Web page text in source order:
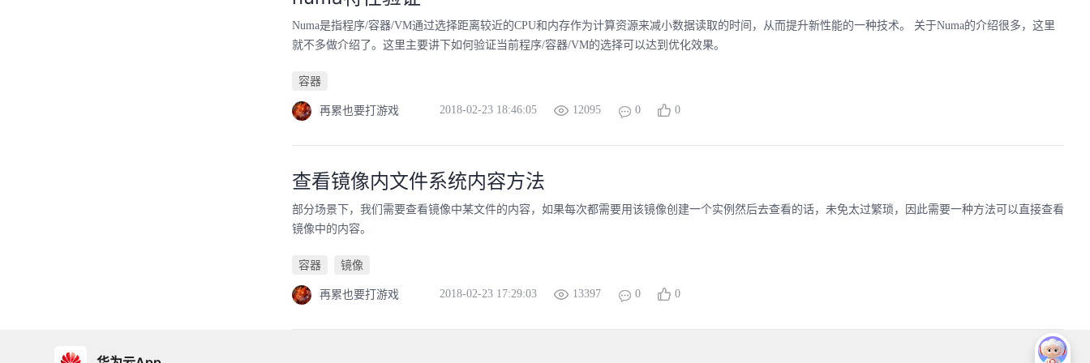
Numa是指程序/容器/VM通过选择距离较近的CPU和内存作为计算资源来减小数据读取的时间，从而提升新性能的一种技术。 关于Numa的介绍很多，这里
就不多做介绍了。这里主要讲下如何验证当前程序/容器/VM的选择可以达到优化效果。
容器
再累也要打游戏 2018-02-23 18:46:05 12095 0 0
查看镜像内文件系统内容方法
部分场景下，我们需要查看镜像中某文件的内容，如果每次都需要用该镜像创建一个实例然后去查看的话，未免太过繁琐，因此需要一种方法可以直接查看
镜像中的内容。
容器 镜像
再累也要打游戏 2018-02-23 17:29:03 13397 0 0